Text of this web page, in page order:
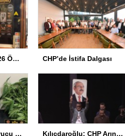
Fantasİstanbul 2026 Ödül Töreni Yapıldı CHP’de İstifa Dalgası
Sorgun’da Uyuşturucu Operasyonu Kılıçdaroğlu: CHP Arınmak Zorunda